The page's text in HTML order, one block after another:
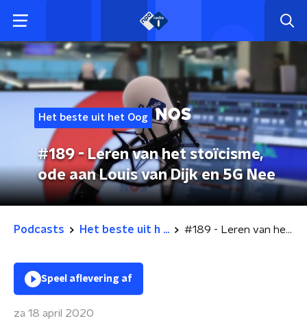
Het beste uit het Oog
#189 - Leren van het stoïcisme,
ode aan Louis van Dijk en 5G Nee
Podcasts Het beste uit h ... #189 - Leren van het stoïcisme, ode aan Louis van Dijk en 5G Nee
Speel aflevering af
za 18 april 2020